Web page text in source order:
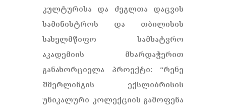
კულტურისა და ძეგლთა დაცვის
სამინისტროს და თბილისის
სახელმწიფო სამხატვრო
აკადემიის მხარდაჭერით
განახორციელა პროექტი: “რენე
შმერლინგის ექსლიბრისის
უნიკალური კოლექციის გამოფენა